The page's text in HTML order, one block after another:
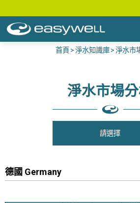
首頁 淨水知識庫 淨水市
淨水市場
請選擇
德國 Germany